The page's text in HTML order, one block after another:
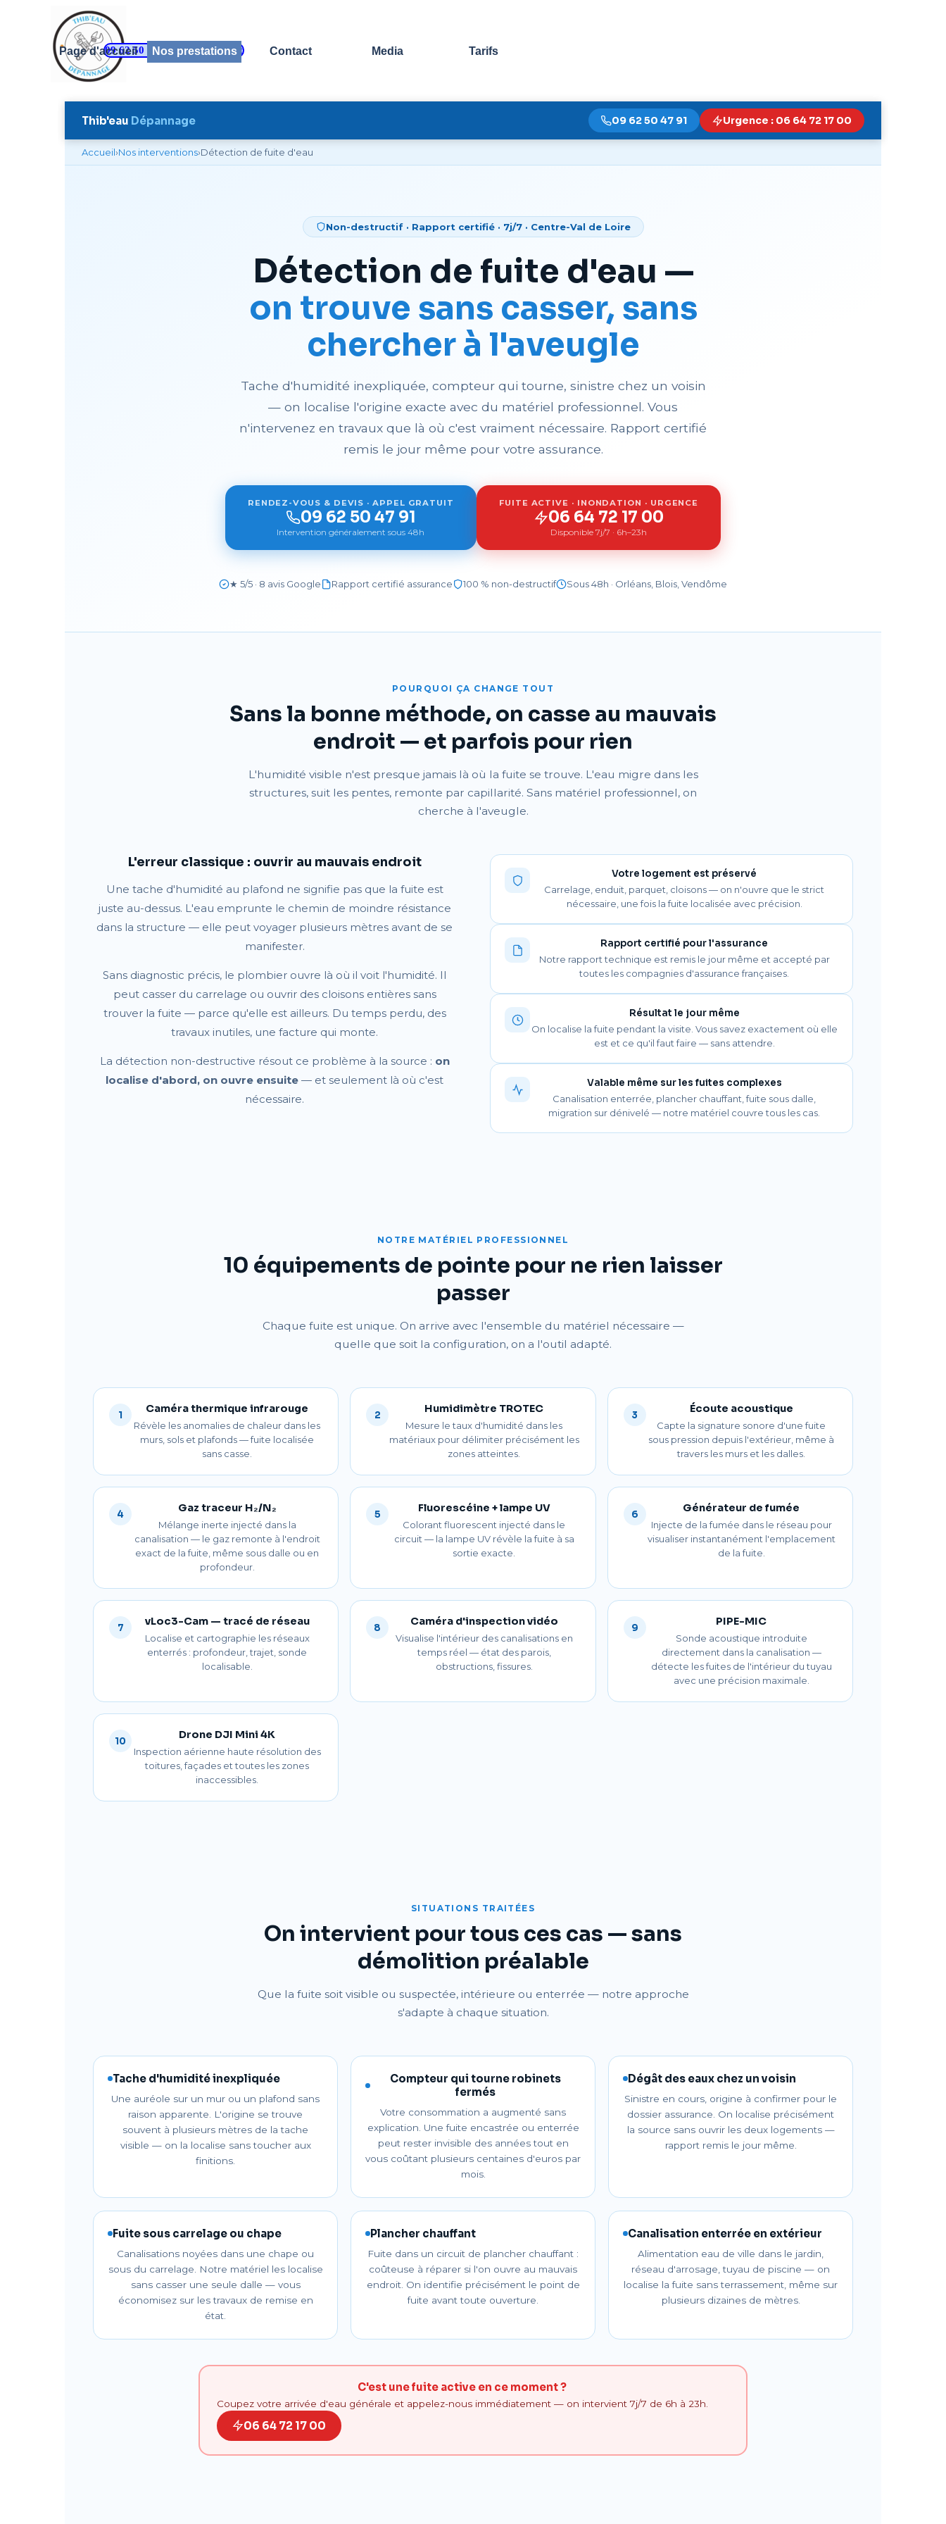
Aller au contenu
09 62 50 47 91 - Appel gratuit Sauter le menu
Page d'accueil Nos prestations ▼
Contact Media Tarifs
Thib'eau Dépannage 09 62 50 47 91 Urgence : 06 64 72 17 00
Accueil›Nos interventions›Détection de fuite d'eau
Non-destructif · Rapport certifié · 7j/7 · Centre-Val de Loire
Détection de fuite d'eau —
on trouve sans casser, sans
chercher à l'aveugle
Tache d'humidité inexpliquée, compteur qui tourne, sinistre chez un voisin
— on localise l'origine exacte avec du matériel professionnel. Vous
n'intervenez en travaux que là où c'est vraiment nécessaire. Rapport certifié
remis le jour même pour votre assurance.
RENDEZ-VOUS & DEVIS · APPEL GRATUIT
09 62 50 47 91
Intervention généralement sous 48h
FUITE ACTIVE · INONDATION · URGENCE
06 64 72 17 00
Disponible 7j/7 · 6h–23h
★ 5/5 · 8 avis Google Rapport certifié assurance 100 % non-destructif Sous 48h · Orléans, Blois, Vendôme
POURQUOI ÇA CHANGE TOUT
Sans la bonne méthode, on casse au mauvais
endroit — et parfois pour rien
L'humidité visible n'est presque jamais là où la fuite se trouve. L'eau migre dans les
structures, suit les pentes, remonte par capillarité. Sans matériel professionnel, on
cherche à l'aveugle.
L'erreur classique : ouvrir au mauvais endroit
Une tache d'humidité au plafond ne signifie pas que la fuite est
juste au-dessus. L'eau emprunte le chemin de moindre résistance
dans la structure — elle peut voyager plusieurs mètres avant de se
manifester.
Sans diagnostic précis, le plombier ouvre là où il voit l'humidité. Il
peut casser du carrelage ou ouvrir des cloisons entières sans
trouver la fuite — parce qu'elle est ailleurs. Du temps perdu, des
travaux inutiles, une facture qui monte.
La détection non-destructive résout ce problème à la source : on
localise d'abord, on ouvre ensuite — et seulement là où c'est
nécessaire.
Votre logement est préservé
Carrelage, enduit, parquet, cloisons — on n'ouvre que le strict
nécessaire, une fois la fuite localisée avec précision.
Rapport certifié pour l'assurance
Notre rapport technique est remis le jour même et accepté par
toutes les compagnies d'assurance françaises.
Résultat le jour même
On localise la fuite pendant la visite. Vous savez exactement où elle
est et ce qu'il faut faire — sans attendre.
Valable même sur les fuites complexes
Canalisation enterrée, plancher chauffant, fuite sous dalle,
migration sur dénivelé — notre matériel couvre tous les cas.
NOTRE MATÉRIEL PROFESSIONNEL
10 équipements de pointe pour ne rien laisser
passer
Chaque fuite est unique. On arrive avec l'ensemble du matériel nécessaire —
quelle que soit la configuration, on a l'outil adapté.
1 Caméra thermique infrarouge
Révèle les anomalies de chaleur dans les
murs, sols et plafonds — fuite localisée
sans casse.
2 Humidimètre TROTEC
Mesure le taux d'humidité dans les
matériaux pour délimiter précisément les
zones atteintes.
3 Écoute acoustique
Capte la signature sonore d'une fuite
sous pression depuis l'extérieur, même à
travers les murs et les dalles.
4 Gaz traceur H₂/N₂
Mélange inerte injecté dans la
canalisation — le gaz remonte à l'endroit
exact de la fuite, même sous dalle ou en
profondeur.
5 Fluorescéine + lampe UV
Colorant fluorescent injecté dans le
circuit — la lampe UV révèle la fuite à sa
sortie exacte.
6 Générateur de fumée
Injecte de la fumée dans le réseau pour
visualiser instantanément l'emplacement
de la fuite.
7 vLoc3-Cam — tracé de réseau
Localise et cartographie les réseaux
enterrés : profondeur, trajet, sonde
localisable.
8 Caméra d'inspection vidéo
Visualise l'intérieur des canalisations en
temps réel — état des parois,
obstructions, fissures.
9 PIPE-MIC
Sonde acoustique introduite
directement dans la canalisation —
détecte les fuites de l'intérieur du tuyau
avec une précision maximale.
10 Drone DJI Mini 4K
Inspection aérienne haute résolution des
toitures, façades et toutes les zones
inaccessibles.
SITUATIONS TRAITÉES
On intervient pour tous ces cas — sans
démolition préalable
Que la fuite soit visible ou suspectée, intérieure ou enterrée — notre approche
s'adapte à chaque situation.
Tache d'humidité inexpliquée
Une auréole sur un mur ou un plafond sans
raison apparente. L'origine se trouve
souvent à plusieurs mètres de la tache
visible — on la localise sans toucher aux
finitions.
Compteur qui tourne robinets
fermés
Votre consommation a augmenté sans
explication. Une fuite encastrée ou enterrée
peut rester invisible des années tout en
vous coûtant plusieurs centaines d'euros par
mois.
Dégât des eaux chez un voisin
Sinistre en cours, origine à confirmer pour le
dossier assurance. On localise précisément
la source sans ouvrir les deux logements —
rapport remis le jour même.
Fuite sous carrelage ou chape
Canalisations noyées dans une chape ou
sous du carrelage. Notre matériel les localise
sans casser une seule dalle — vous
économisez sur les travaux de remise en
état.
Plancher chauffant
Fuite dans un circuit de plancher chauffant :
coûteuse à réparer si l'on ouvre au mauvais
endroit. On identifie précisément le point de
fuite avant toute ouverture.
Canalisation enterrée en extérieur
Alimentation eau de ville dans le jardin,
réseau d'arrosage, tuyau de piscine — on
localise la fuite sans terrassement, même sur
plusieurs dizaines de mètres.
C'est une fuite active en ce moment ?
Coupez votre arrivée d'eau générale et appelez-nous immédiatement — on intervient 7j/7 de 6h à 23h.
06 64 72 17 00